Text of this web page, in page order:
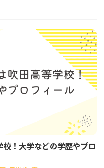
！大学などの学歴やプロ